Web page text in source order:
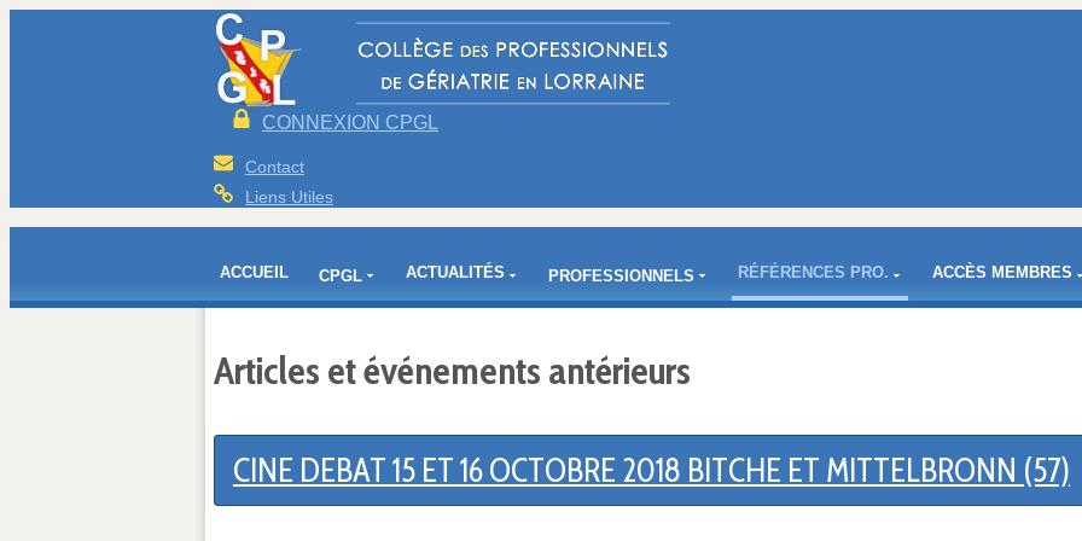
CONNEXION CPGL
Contact
Liens Utiles
ACCUEIL CPGL ACTUALITÉS PROFESSIONNELS RÉFÉRENCES PRO. ACCÈS MEMBRES
Articles et événements antérieurs
CINE DEBAT 15 ET 16 OCTOBRE 2018 BITCHE ET MITTELBRONN (57)